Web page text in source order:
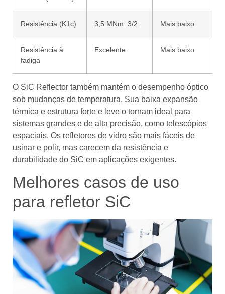
Resistência (K1c) 3,5 MNm−3/2 Mais baixo
Resistência à
fadiga
Excelente Mais baixo
O SiC Reflector também mantém o desempenho óptico
sob mudanças de temperatura. Sua baixa expansão
térmica e estrutura forte e leve o tornam ideal para
sistemas grandes e de alta precisão, como telescópios
espaciais. Os refletores de vidro são mais fáceis de
usinar e polir, mas carecem da resistência e
durabilidade do SiC em aplicações exigentes.
Melhores casos de uso
para refletor SiC